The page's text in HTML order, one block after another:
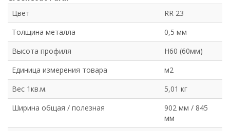
Цвет
RR 23
Толщина металла
0,5 мм
Высота профиля
Н60 (60мм)
Единица измерения товара
м2
Вес 1кв.м.
5,01 кг
Ширина общая / полезная
902 мм / 845
мм